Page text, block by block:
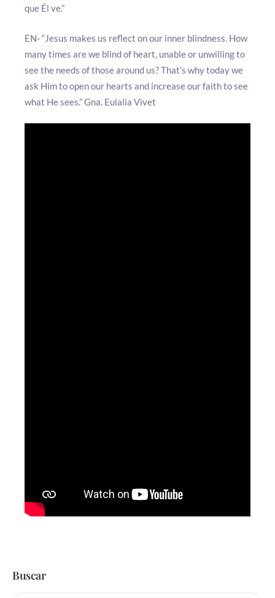
que Él ve.”
EN- “Jesus makes us reflect on our inner blindness. How
many times are we blind of heart, unable or unwilling to
see the needs of those around us? That’s why today we
ask Him to open our hearts and increase our faith to see
what He sees.” Gna. Eulalia Vivet
Buscar